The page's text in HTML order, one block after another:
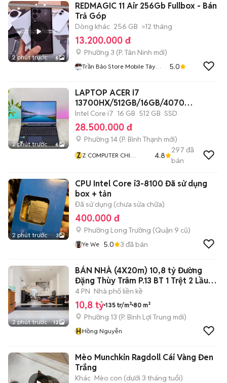
2 phút trước 6
REDMAGIC 11 Air 256Gb Fullbox - Bán
Trả Góp
Dòng khác 256 GB >12 tháng
13.200.000 đ
Phường 3 (P. Tân Ninh mới)
Trần Bảo Store Mobile Tây
5.0
2 phút trước 6
LAPTOP ACER I7
13700HX/512GB/16GB/4070
8G/16"240HZ
Intel Core i7 16 GB 512 GB SSD
28.500.000 đ
Phường 14 (P. Bình Thạnh mới)
ZZ COMPUTER CHI
4.8
297 đã
bán
2 phút trước 3
CPU Intel Core i3-8100 Đã sử dụng
box + tản
Đã sử dụng (chưa sửa chữa)
400.000 đ
Phường Long Trường (Quận 9 cũ)
Ye We 5.0 3 đã bán
2 phút trước 12
BÁN NHÀ (4X20m) 10,8 tỷ Đường
Đặng Thùy Trâm P.13 BT 1 Trệt 2 Lầu
ST
4 PN Nhà phố liền kề
10,8 tỷ 135 tr/m² 80 m²
Phường 13 (P. Bình Lợi Trung mới)
HHồng Nguyễn
Mèo Munchkin Ragdoll Cái Vàng Đen
Trắng
Khác Mèo con (dưới 3 tháng tuổi)